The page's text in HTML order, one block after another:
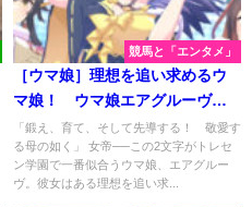
競馬と「エンタメ」
［ウマ娘］理想を追い求めるウ
マ娘！ ウマ娘エアグルーヴ
と、史実馬エアグルーヴ。
「鍛え、育て、そして先導する！ 敬愛す
る母の如く」 女帝──この2文字がトレセ
ン学園で一番似合うウマ娘、エアグルー
ヴ。彼女はある理想を追い求...